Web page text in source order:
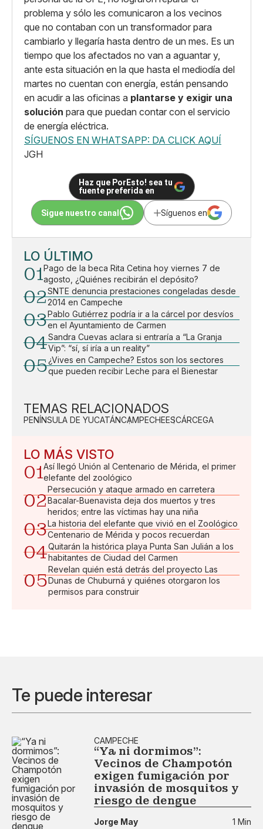
problema y sólo les comunicaron a los vecinos
que no contaban con un transformador para
cambiarlo y llegaría hasta dentro de un mes. Es un
tiempo que los afectados no van a aguantar y,
ante esta situación en la que hasta el mediodía del
martes no cuentan con energía, están pensando
en acudir a las oficinas a plantarse y exigir una
solución para que puedan contar con el servicio
de energía eléctrica.
SÍGUENOS EN WHATSAPP: DA CLICK AQUÍ
JGH
Haz que PorEsto! sea tu
fuente preferida en
Sigue nuestro canal Síguenos en
LO ÚLTIMO
01Pago de la beca Rita Cetina hoy viernes 7 de
agosto, ¿Quiénes recibirán el depósito?
02SNTE denuncia prestaciones congeladas desde
2014 en Campeche
03Pablo Gutiérrez podría ir a la cárcel por desvíos
en el Ayuntamiento de Carmen
04Sandra Cuevas aclara si entraría a “La Granja
Vip”: “sí, sí iría a un reality”
05¿Vives en Campeche? Estos son los sectores
que pueden recibir Leche para el Bienestar
TEMAS RELACIONADOS
PENÍNSULA DE YUCATÁNCAMPECHEESCÁRCEGA
LO MÁS VISTO
01Así llegó Unión al Centenario de Mérida, el primer
elefante del zoológico
02
Persecución y ataque armado en carretera
Bacalar-Buenavista deja dos muertos y tres
heridos; entre las víctimas hay una niña
03La historia del elefante que vivió en el Zoológico
Centenario de Mérida y pocos recuerdan
04Quitarán la histórica playa Punta San Julián a los
habitantes de Ciudad del Carmen
05
Revelan quién está detrás del proyecto Las
Dunas de Chuburná y quiénes otorgaron los
permisos para construir
Te puede interesar
CAMPECHE
“Ya ni dormimos”:
Vecinos de Champotón
exigen fumigación por
invasión de mosquitos y
riesgo de dengue
Jorge May
1 Min